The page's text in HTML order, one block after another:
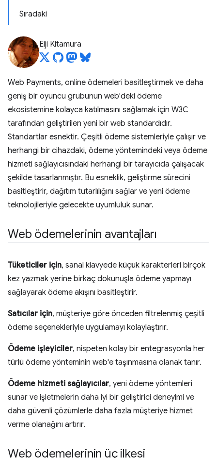
Sıradaki
Eiji Kitamura
Web Payments, online ödemeleri basitleştirmek ve daha
geniş bir oyuncu grubunun web'deki ödeme
ekosistemine kolayca katılmasını sağlamak için W3C
tarafından geliştirilen yeni bir web standardıdır.
Standartlar esnektir. Çeşitli ödeme sistemleriyle çalışır ve
herhangi bir cihazdaki, ödeme yöntemindeki veya ödeme
hizmeti sağlayıcısındaki herhangi bir tarayıcıda çalışacak
şekilde tasarlanmıştır. Bu esneklik, geliştirme sürecini
basitleştirir, dağıtım tutarlılığını sağlar ve yeni ödeme
teknolojileriyle gelecekte uyumluluk sunar.
Web ödemelerinin avantajları
Tüketiciler için, sanal klavyede küçük karakterleri birçok
kez yazmak yerine birkaç dokunuşla ödeme yapmayı
sağlayarak ödeme akışını basitleştirir.
Satıcılar için, müşteriye göre önceden filtrelenmiş çeşitli
ödeme seçenekleriyle uygulamayı kolaylaştırır.
Ödeme işleyiciler, nispeten kolay bir entegrasyonla her
türlü ödeme yönteminin web'e taşınmasına olanak tanır.
Ödeme hizmeti sağlayıcılar, yeni ödeme yöntemleri
sunar ve işletmelerin daha iyi bir geliştirici deneyimi ve
daha güvenli çözümlerle daha fazla müşteriye hizmet
verme olanağını artırır.
Web ödemelerinin üç ilkesi